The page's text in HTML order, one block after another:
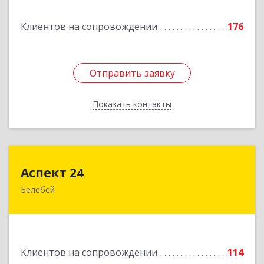
Клиентов на сопровождении 176
Отправить заявку
Показать контакты
Отправить заявку
Назад
Аспект 24
Белебей
Клиентов на сопровождении 114
452000, Башкортостан Респ, Белебей г, им